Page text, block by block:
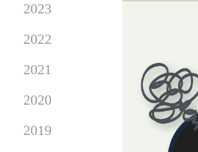
2023
2022
2021
2020
2019